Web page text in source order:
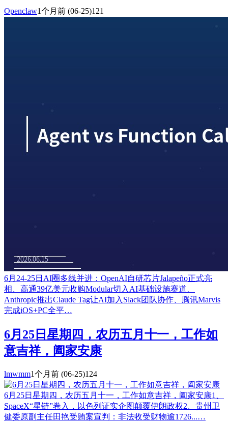
Openclaw1个月前 (06-25)121
6月24-25日AI圈多线并进：OpenAI自研芯片Jalapeño正式亮
相、高通39亿美元收购Modular切入AI基础设施赛道、
Anthropic推出Claude Tag让AI加入Slack团队协作、腾讯Marvis
完成iOS+PC全平…
6月25日星期四，农历五月十一，工作如
意吉祥，阖家安康
lmwmm1个月前 (06-25)124
6月25日星期四，农历五月十一，工作如意吉祥，阖家安康1、
SpaceX“星链”卷入，以色列证实企图颠覆伊朗政权2、贵州卫
健委原副主任田艳受贿案宣判：非法收受财物逾1726...…